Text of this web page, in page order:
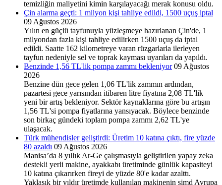
temizliğin maliyetini kimin karşılayacağı merak konusu oldu.
Çin alarma geçti: 1 milyon kişi tahliye edildi, 1500 uçuş iptal
09 Ağustos 2026
Yılın en güçlü tayfunuyla yüzleşmeye hazırlanan Çin'de, 1
milyondan fazla kişi tahliye edilirken 1500 uçuş da iptal
edildi. Saatte 162 kilometreye varan rüzgarlarla ilerleyen
tayfun nedeniyle sel ve toprak kayması uyarıları da yapıldı.
Benzinde 1,56 TL'lik pompa zammı bekleniyor 09 Ağustos
2026
Benzine dün gece gelen 1,06 TL'lik zammın ardından,
pazartesi gece yarısından itibaren litre fiyatına 2,08 TL'lik
yeni bir artış bekleniyor. Sektör kaynaklarına göre bu artışın
1,56 TL'si pompa fiyatlarına yansıyacak. Böylece benzinde
son birkaç gündeki toplam pompa zammı 2,62 TL'ye
ulaşacak.
Türk mühendisler geliştirdi: Üretim 10 katına çıktı, fire yüzde
80 azaldı 09 Ağustos 2026
Manisa’da 8 yıllık Ar-Ge çalışmasıyla geliştirilen yapay zeka
destekli yerli makine, ayakkabı üretiminde günlük kapasiteyi
10 katına çıkarırken fireyi de yüzde 80'e kadar azalttı.
Yaklaşık bir yıldır üretimde kullanılan makinenin şimd Avrupa